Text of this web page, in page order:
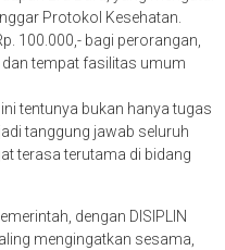
Protokol Kesehatan.
100.000,- bagi perorangan,
dan tempat fasilitas umum
tentunya bukan hanya tugas
tanggung jawab seluruh
terasa terutama di bidang
dengan DISIPLIN
mengingatkan sesama,